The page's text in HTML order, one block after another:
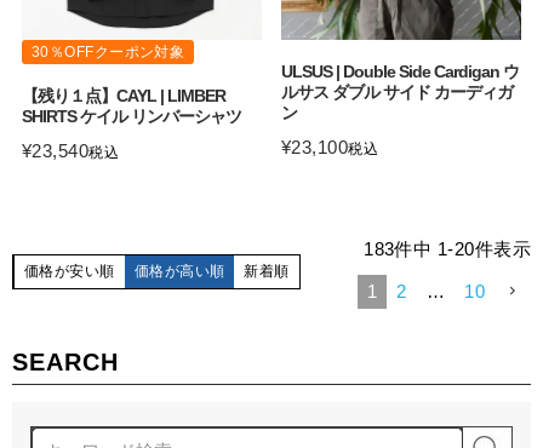
SEARCH
30％OFFクーポン対象
【残り１点】CAYL | LIMBER
SHIRTS ケイル リンバーシャツ
¥23,540税込
ULSUS | Double Side Cardigan ウ
ルサス ダブル サイド カーディガ
ン
¥23,100税込
価格が安い順 価格が高い順 新着順
183件中 1-20件表示
1 2 … 10